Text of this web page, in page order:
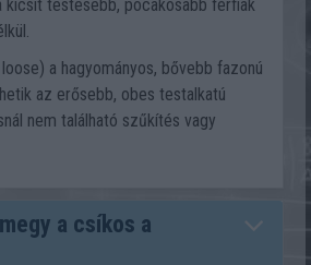
kicsit testesebb, pocakosabb férfiak
a hagyományos, bővebb fazonú
az erősebb, obes testalkatú
nem található szűkítés vagy
a csíkos a